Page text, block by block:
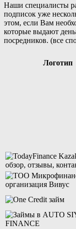
Наши специалисты
подписок уже
этом, если Вам
которые выдают
посредников. (все
Логотип